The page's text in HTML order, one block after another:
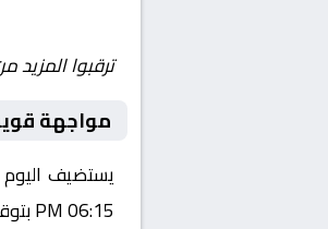
ترقبوا المزيد
مواجهة
06:15 PM بتوقيت القاهرة.